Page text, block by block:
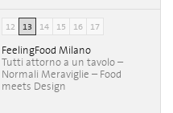
12 13 14 15 16 17
FeelingFood Milano
Tutti attorno a un tavolo –
Normali Meraviglie – Food
meets Design